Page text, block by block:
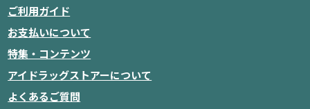
ご利用ガイド
お支払いについて
特集・コンテンツ
アイドラッグストアーについて
よくあるご質問